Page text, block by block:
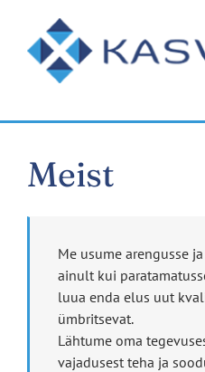
content
Meist
Me usume arengusse
ainult kui
luua enda elus uut
ümbritsevat.
Lähtume oma
vajadusest teha ja